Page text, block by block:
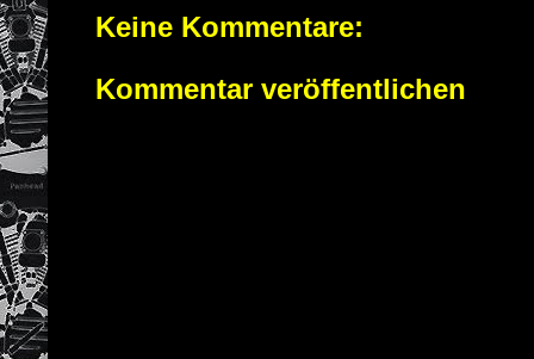
Keine Kommentare:
Kommentar veröffentlichen